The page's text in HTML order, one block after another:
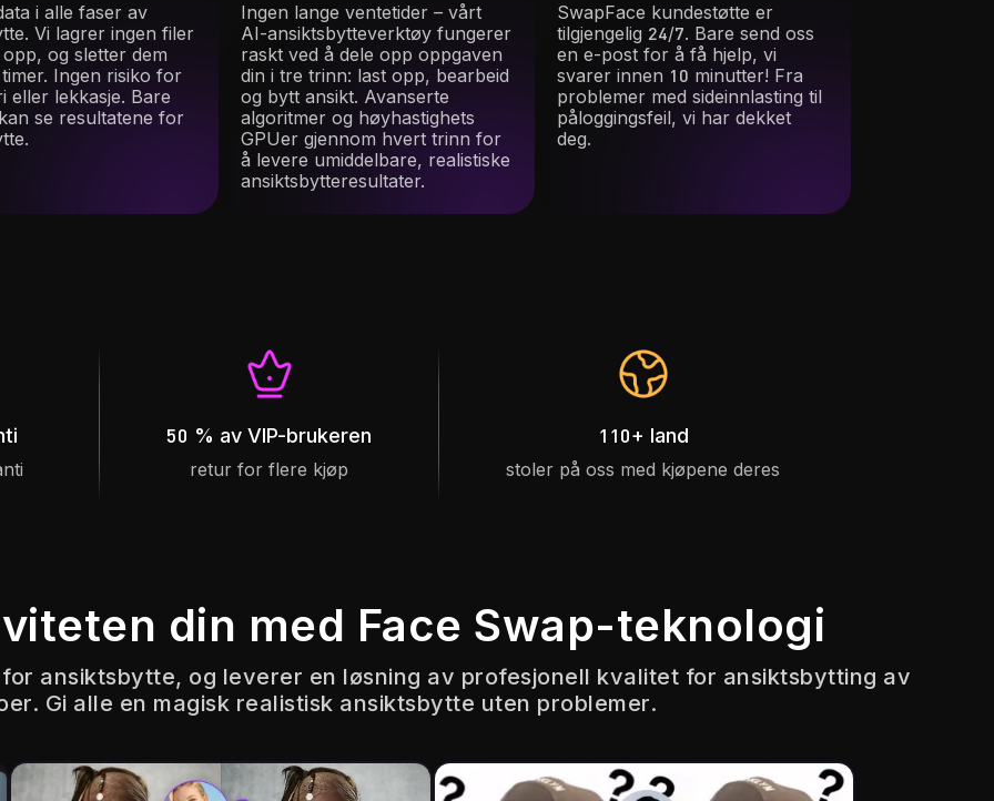
i alle faser av
Vi lagrer ingen filer
og sletter dem
Ingen risiko for
eller lekkasje. Bare
se resultatene for
Ingen lange ventetider – vårt
AI-ansiktsbytteverktøy fungerer
raskt ved å dele opp oppgaven
din i tre trinn: last opp, bearbeid
og bytt ansikt. Avanserte
algoritmer og høyhastighets
GPUer gjennom hvert trinn for
å levere umiddelbare, realistiske
ansiktsbytteresultater.
SwapFace kundestøtte er
tilgjengelig 24/7. Bare send oss ​​
en e-post for å få hjelp, vi
svarer innen 10 minutter! Fra
problemer med sideinnlasting til
påloggingsfeil, vi har dekket
deg.
50 % av VIP-brukeren
retur for flere kjøp
110+ land
stoler på oss med kjøpene deres
din med Face Swap-teknologi
ansiktsbytte, og leverer en løsning av profesjonell kvalitet for ansiktsbytting av
Gi alle en magisk realistisk ansiktsbytte uten problemer.